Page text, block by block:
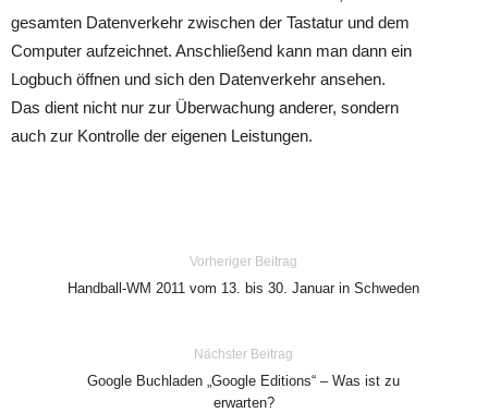
gesamten Datenverkehr zwischen der Tastatur und dem
Computer aufzeichnet. Anschließend kann man dann ein
Logbuch öffnen und sich den Datenverkehr ansehen.
Das dient nicht nur zur Überwachung anderer, sondern
auch zur Kontrolle der eigenen Leistungen.
Vorheriger Beitrag
Handball-WM 2011 vom 13. bis 30. Januar in Schweden
Nächster Beitrag
Google Buchladen „Google Editions“ – Was ist zu
erwarten?